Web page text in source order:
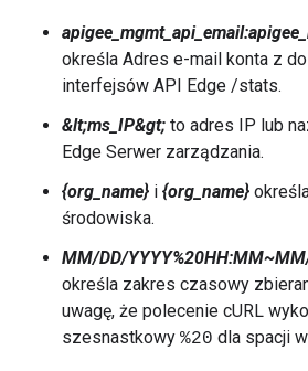
określa Adres e-mail konta z
interfejsów API Edge /stats.
&lt;ms_IP&gt; to adres IP lub
Edge Serwer zarządzania.
{org_name} i {org_name}
środowiska.
MM/DD/
określa zakres czasowy
uwagę, że polecenie cURL
szesnastkowy %20 dla spacji